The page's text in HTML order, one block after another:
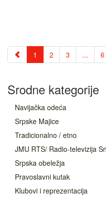
1 2 3 ... 6
Srodne kategorije
Navijačka odeća
Srpske Majice
Tradicionalno / etno
JMU RTS/ Radio-televizija
Srpska obeležja
Pravoslavni kutak
Klubovi i reprezentacija